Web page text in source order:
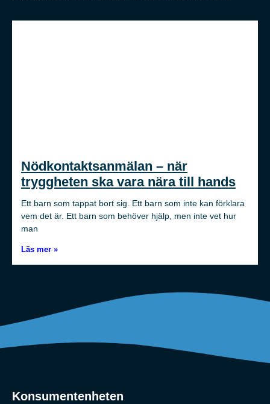
Nödkontaktsanmälan – när
tryggheten ska vara nära till hands
Ett barn som tappat bort sig. Ett barn som inte kan förklara
vem det är. Ett barn som behöver hjälp, men inte vet hur
man
Läs mer »
Konsumentenheten